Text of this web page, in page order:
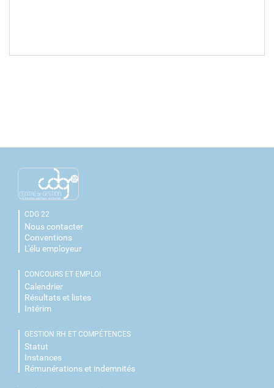
CDG 22
Nous contacter
Conventions
L'élu employeur
CONCOURS ET EMPLOI
Calendrier
Résultats et listes
Intérim
GESTION RH ET COMPÉTENCES
Statut
Instances
Rémunérations et indemnités